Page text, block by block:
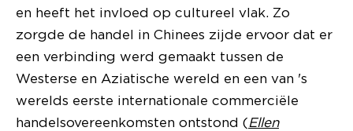
en heeft het invloed op cultureel vlak. Zo
zorgde de handel in Chinees zijde ervoor dat er
een verbinding werd gemaakt tussen de
Westerse en Aziatische wereld en een van 's
werelds eerste internationale commerciële
handelsovereenkomsten ontstond (Ellen